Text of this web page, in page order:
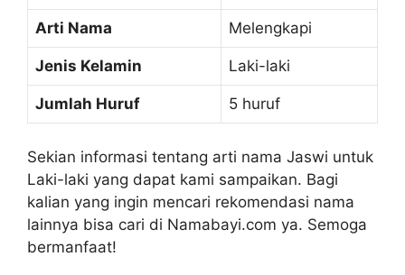
Arti Nama Melengkapi
Jenis Kelamin Laki-laki
Jumlah Huruf 5 huruf
Sekian informasi tentang arti nama Jaswi untuk
Laki-laki yang dapat kami sampaikan. Bagi
kalian yang ingin mencari rekomendasi nama
lainnya bisa cari di Namabayi.com ya. Semoga
bermanfaat!